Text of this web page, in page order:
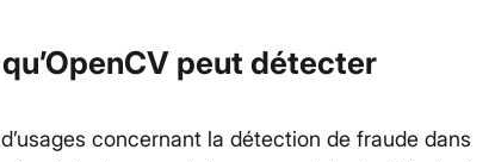
peut détecter
concernant la détection de fraude dans